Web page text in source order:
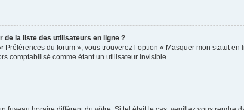
de la liste des utilisateurs en ligne ?
Préférences du forum », vous trouverez l’option « Masquer mon statut
comptabilisé comme étant un utilisateur invisible.